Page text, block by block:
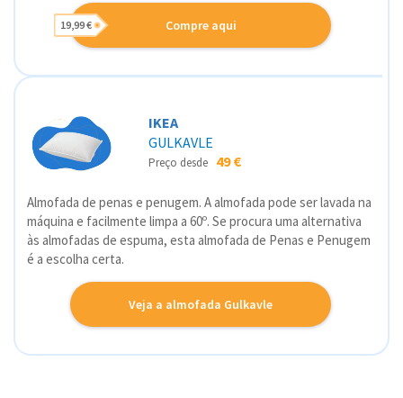
Compre aqui
19,99 €
IKEA
GULKAVLE
Preço desde 49 €
Almofada de penas e penugem. A almofada pode ser lavada na
máquina e facilmente limpa a 60º. Se procura uma alternativa
às almofadas de espuma, esta almofada de Penas e Penugem
é a escolha certa.
Veja a almofada Gulkavle